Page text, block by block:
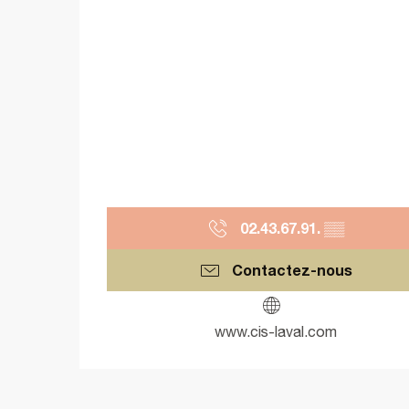
02.43.67.91. ▒▒
Contactez-nous
www.cis-laval.com